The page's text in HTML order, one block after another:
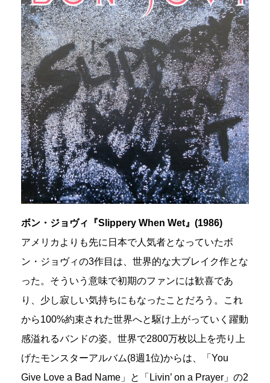
ボン・ジョヴィ『Slippery When Wet』(1986)
アメリカよりも先に日本で人気者となっていたボ
ン・ジョヴィの3作目は、世界的な大ブレイク作とな
った。そういう意味で初期のファンには歓喜であ
り、少し寂しい気持ちにもなったことだろう。これ
から100%約束された世界へと駆け上がっていく躍動
感溢れるバンドの姿。世界で2800万枚以上を売り上
げたモンスターアルバム(8週1位)からは、「You
Give Love a Bad Name」と「Livin’ on a Prayer」の2